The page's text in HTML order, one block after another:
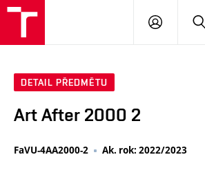
PŘIHLÁSIT
DETAIL PŘEDMĚTU
Art After 2000 2
FaVU-4AA2000-2 Ak. rok: 2022/2023